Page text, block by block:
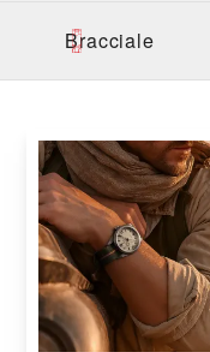
Bracciale